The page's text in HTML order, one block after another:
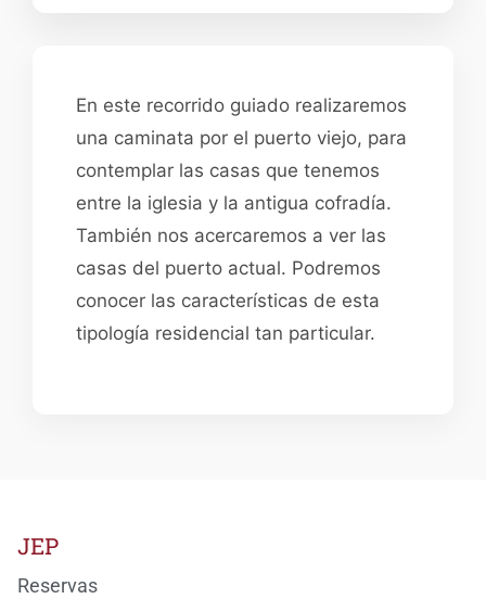
En este recorrido guiado realizaremos
una caminata por el puerto viejo, para
contemplar las casas que tenemos
entre la iglesia y la antigua cofradía.
También nos acercaremos a ver las
casas del puerto actual. Podremos
conocer las características de esta
tipología residencial tan particular.
JEP
Reservas